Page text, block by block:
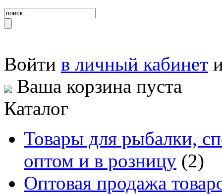
Войти в личный кабинет
Ваша корзина пуста
Каталог
Товары для рыбалки,
оптом и в розницу (2)
Оптовая продажа